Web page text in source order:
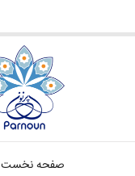
صفحه نخست